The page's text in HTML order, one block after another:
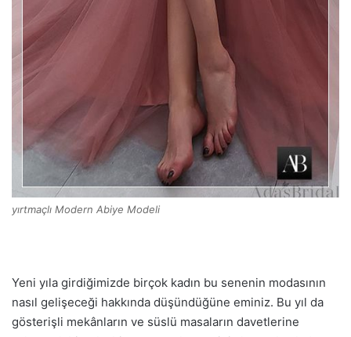
yırtmaçlı Modern Abiye Modeli
Yeni yıla girdiğimizde birçok kadın bu senenin modasının
nasıl gelişeceği hakkında düşündüğüne eminiz. Bu yıl da
gösterişli mekânların ve süslü masaların davetlerine